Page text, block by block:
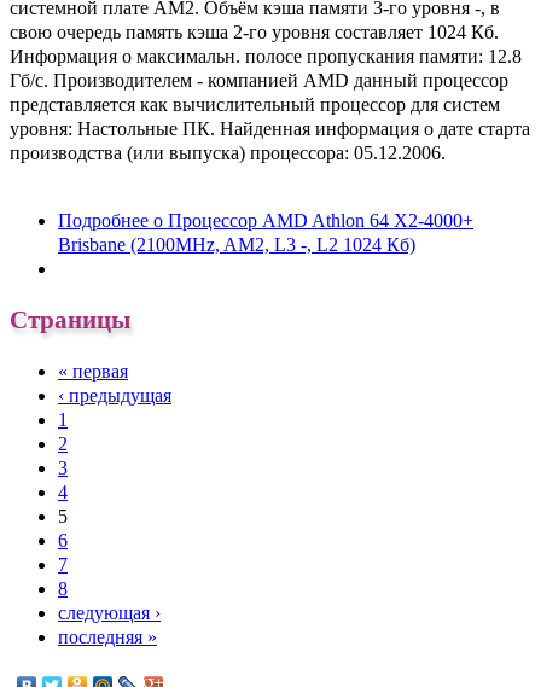
системной плате AM2. Объём кэша памяти 3-го уровня -, в
свою очередь память кэша 2-го уровня составляет 1024 Кб.
Информация о максимальн. полосе пропускания памяти: 12.8
Гб/с. Производителем - компанией AMD данный процессор
представляется как вычислительный процессор для систем
уровня: Настольные ПК. Найденная информация о дате старта
производства (или выпуска) процессора: 05.12.2006.
Подробнее о Процессор AMD Athlon 64 X2-4000+
Brisbane (2100MHz, AM2, L3 -, L2 1024 Кб)
Страницы
« первая
‹ предыдущая
1
2
3
4
5
6
7
8
следующая ›
последняя »